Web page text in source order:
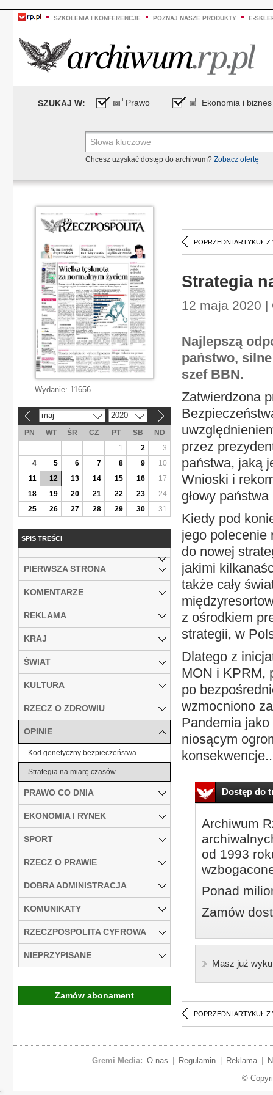
SZKOLENIA I KONFERENCJE POZNAJ NASZE PRODUKTY E-
SZUKAJ W: Prawo Ekonomia i biznes
Chcesz uzyskać dostęp do archiwum? Zobacz ofertę
POPRZEDNI ARTYKUŁ Z
Strategia
12 maja 2020 |
Najlepszą
państwo,
szef BBN.
Zatwierdzona
przez
państwa, jaką
Wnioski i
głowy
Kiedy pod
jego polecenie
do nowej
jakimi
także cały
z ośrodkiem
strategii, w
Dlatego z
MON i KPRM,
po
wzmocniono
Pandemia
niosącym
Dostęp do
Archiwum
od 1993
Ponad
Zamów
Masz już
POPRZEDNI ARTYKUŁ Z
Wydanie: 11656
maj 2020
PN WT ŚR CZ PT SB
ND
1
2
3
4
5 6 7 8 9
10
11
12 13 14 15 16
17
18
19 20 21 22 23
24
25
26 27 28 29 30 31
SPIS TREŚCI
PIERWSZA STRONA
KOMENTARZE
REKLAMA
KRAJ
ŚWIAT
KULTURA
RZECZ O ZDROWIU
OPINIE
Kod genetyczny bezpieczeństwa
Strategia na miarę czasów
PRAWO CO DNIA
EKONOMIA I RYNEK
SPORT
RZECZ O PRAWIE
DOBRA ADMINISTRACJA
KOMUNIKATY
RZECZPOSPOLITA CYFROWA
NIEPRZYPISANE
Zamów abonament
Gremi Media: O nas Regulamin Reklama
©